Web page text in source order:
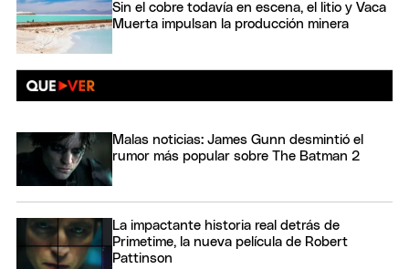
Sin el cobre todavía en escena, el litio y Vaca
Muerta impulsan la producción minera
Malas noticias: James Gunn desmintió el
rumor más popular sobre The Batman 2
La impactante historia real detrás de
Primetime, la nueva película de Robert
Pattinson